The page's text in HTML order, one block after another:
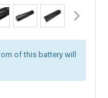
of this battery will